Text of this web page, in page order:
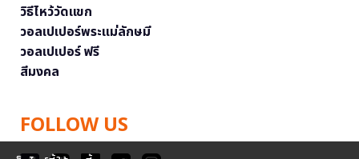
วิธีไหว้วัดแขก
วอลเปเปอร์พระแม่ลักษมี
วอลเปเปอร์ ฟรี
สีมงคล
FOLLOW US